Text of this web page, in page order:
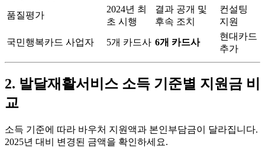
품질평가
2024년 최
초 시행
결과 공개 및
후속 조치
컨설팅
지원
국민행복카드 사업자 5개 카드사 6개 카드사
현대카드
추가
2. 발달재활서비스 소득 기준별 지원금 비
교
소득 기준에 따라 바우처 지원액과 본인부담금이 달라집니다.
2025년 대비 변경된 금액을 확인하세요.